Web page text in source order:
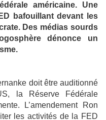
américaine. Une
bafouillant devant les
Des médias sourds
dénonce un
doit être auditionné
la Réserve Fédérale
L’amendement Ron
les activités de la FED